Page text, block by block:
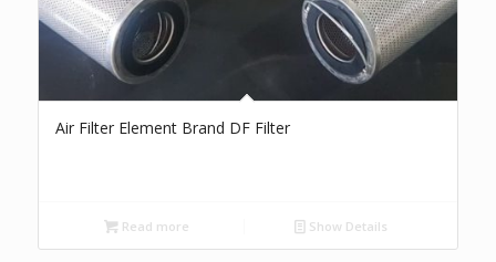
Air Filter Element Brand DF Filter
Read more Show Details